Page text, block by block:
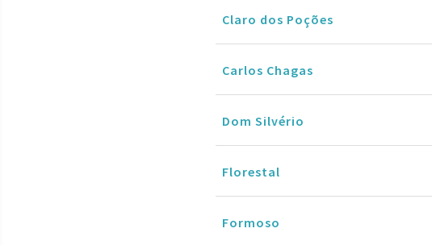
Claro dos Poções
Carlos Chagas
Dom Silvério
Florestal
Formoso